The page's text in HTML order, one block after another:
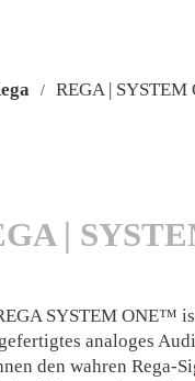
/ REGA |
|
SYSTEM ONE™
analoges
den wahren Rega-